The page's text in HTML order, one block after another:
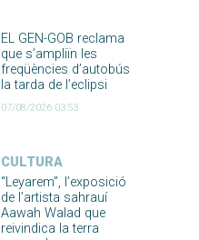
EL GEN-GOB reclama
que s’ampliïn les
freqüències d’autobús
la tarda de l’eclipsi
07/08/2026 03:53
CULTURA
“Leyarem”, l’exposició
de l’artista sahrauí
Aawah Walad que
reivindica la terra